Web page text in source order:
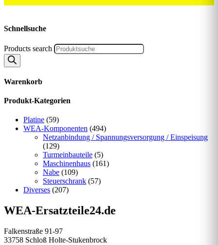
Schnellsuche
Products search
Warenkorb
Produkt-Kategorien
Platine (59)
WEA-Komponenten (494)
Netzanbindung / Spannungsversorgung / Einspeisung
(129)
Turmeinbauteile (5)
Maschinenhaus (161)
Nabe (109)
Steuerschrank (57)
Diverses (207)
WEA-Ersatzteile24.de
Falkenstraße 91-97
33758 Schloß Holte-Stukenbrock